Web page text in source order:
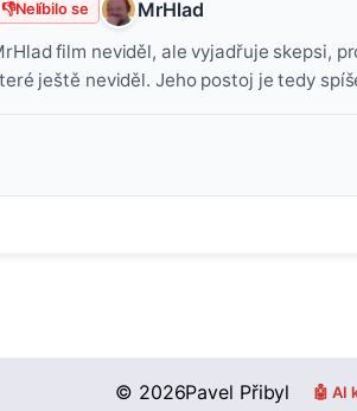
👎Nelíbilo se MrHlad
film neviděl, ale vyjadřuje skepsi,
ještě neviděl. Jeho postoj je tedy
© 2026Pavel Přibyl 🤖 AI